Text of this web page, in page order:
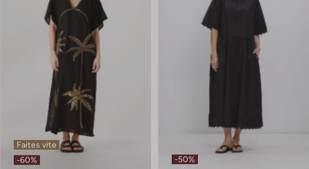
Faites vite
-60%
-50%